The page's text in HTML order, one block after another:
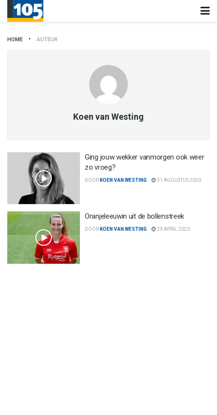
HOME AUTEUR
Koen van Westing
Ging jouw wekker vanmorgen ook weer
zo vroeg?
DOOR KOEN VAN WESTING 31 AUGUSTUS 2020
Oranjeleeuwin uit de bollenstreek
DOOR KOEN VAN WESTING 29 APRIL 2020